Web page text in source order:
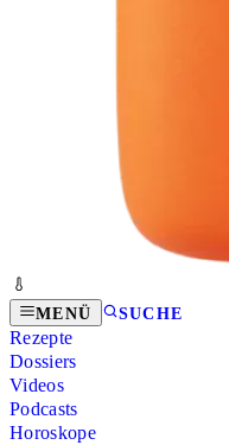
MENÜ SUCHE
Rezepte
Dossiers
Videos
Podcasts
Horoskope